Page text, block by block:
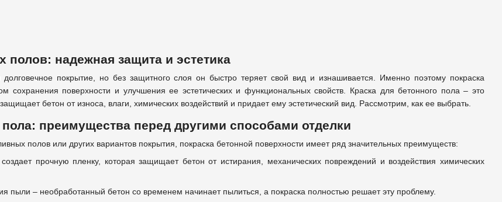
полов: надежная защита и эстетика
покрытие, но без защитного слоя он быстро теряет свой вид и изнашивается. Именно поэтому покраска
сохранения поверхности и улучшения ее эстетических и функциональных свойств. Краска для бетонного пола – это
бетон от износа, влаги, химических воздействий и придает ему эстетический вид. Рассмотрим, как ее выбрать.
пола: преимущества перед другими способами отделки
полов или других вариантов покрытия, покраска бетонной поверхности имеет ряд значительных преимуществ:
прочную пленку, которая защищает бетон от истирания, механических повреждений и воздействия химических
пыли – необработанный бетон со временем начинает пылиться, а покраска полностью решает эту проблему.